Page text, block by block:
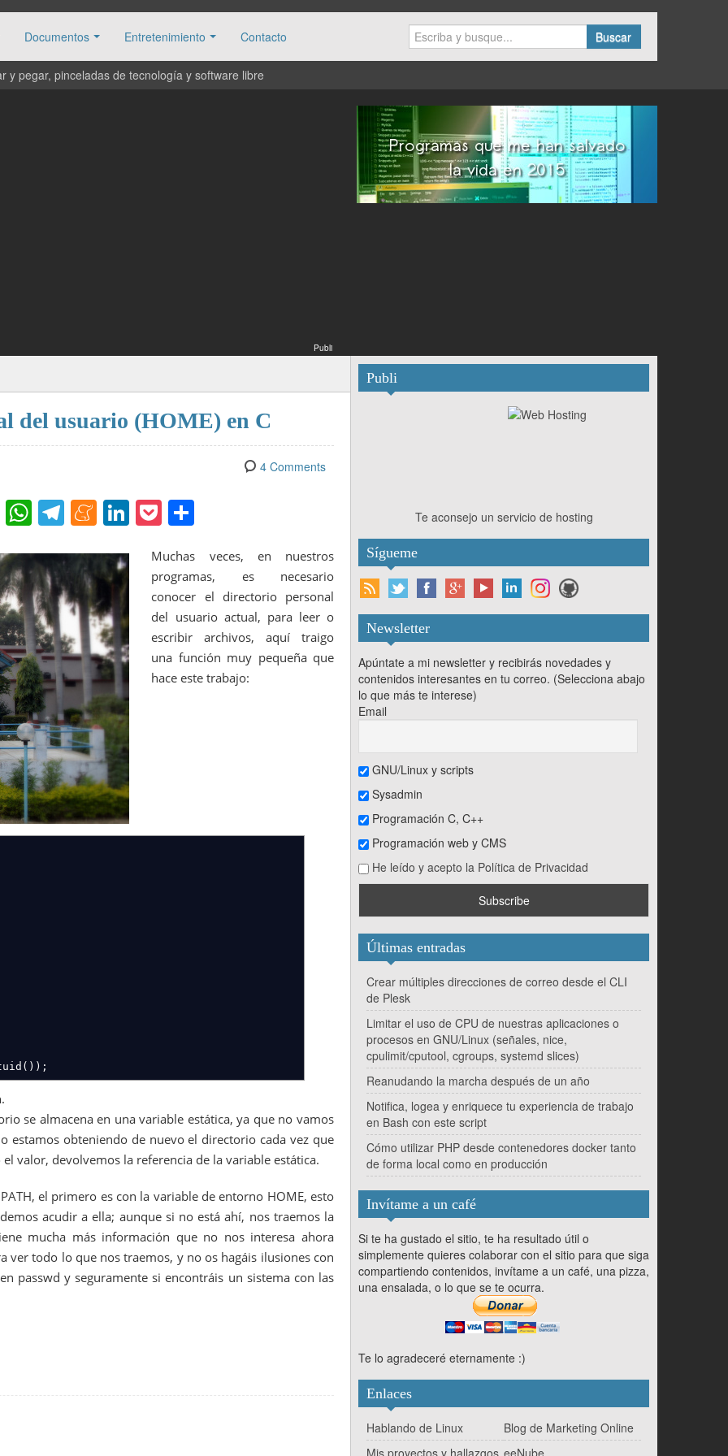
Documentos Entretenimiento Contacto Buscar
y pegar, pinceladas de tecnología y software libre
Publi
del usuario (HOME) en C
4 Comments
Fl
b
o
ar
d
W
at
s
A
p
p
T
e
gr
a
m
M
n
e
a
m
e
Li
dI
P
ck
et
m
p
ar
tir
Muchas veces, en nuestros
programas, es necesario
conocer el directorio personal
del usuario actual, para leer o
escribir archivos, aquí traigo
una función muy pequeña que
hace este trabajo:
( ) ) ;
se almacena en una variable estática, ya que no vamos
estamos obteniendo de nuevo el directorio cada vez que
valor, devolvemos la referencia de la variable estática.
el primero es con la variable de entorno HOME, esto
acudir a ella; aunque si no está ahí, nos traemos la
mucha más información que no nos interesa ahora
ver todo lo que nos traemos, y no os hagáis ilusiones con
passwd y seguramente si encontráis un sistema con las
Publi
Te aconsejo un servicio de hosting
Sígueme
Newsletter
Apúntate a mi newsletter y recibirás novedades y
contenidos interesantes en tu correo. (Selecciona abajo
lo que más te interese)
Email
GNU/Linux y scripts
Sysadmin
Programación C, C++
Programación web y CMS
He leído y acepto la Política de Privacidad
Últimas entradas
Crear múltiples direcciones de correo desde el CLI
de Plesk
Limitar el uso de CPU de nuestras aplicaciones o
procesos en GNU/Linux (señales, nice,
cpulimit/cputool, cgroups, systemd slices)
Reanudando la marcha después de un año
Notifica, logea y enriquece tu experiencia de trabajo
en Bash con este script
Cómo utilizar PHP desde contenedores docker tanto
de forma local como en producción
Invítame a un café
Si te ha gustado el sitio, te ha resultado útil o
simplemente quieres colaborar con el sitio para que siga
compartiendo contenidos, invítame a un café, una pizza,
una ensalada, o lo que se te ocurra.
Te lo agradeceré eternamente :)
Enlaces
Hablando de Linux
Blog de Marketing Online